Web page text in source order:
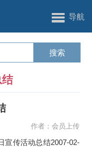
导航
作者：会员上传
宣传活动总结2007-02-